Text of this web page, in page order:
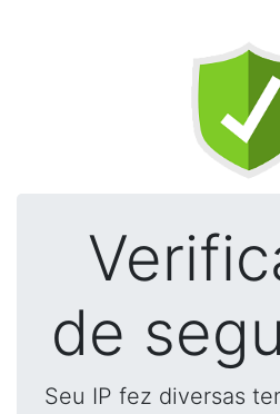
de
Seu IP fez diversas